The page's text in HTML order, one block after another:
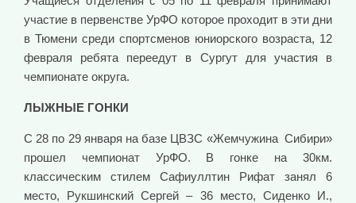
участие в первенстве УрФО которое проходит в эти дни
в Тюмени среди спортсменов юниорского возраста, 12
февраля ребята переедут в Сургут для участия в
чемпионате округа.
ЛЫЖНЫЕ ГОНКИ
С 28 по 29 января на базе ЦВЗС «Жемчужина Сибири»
прошел чемпионат УрФО. В гонке на 30км.
классическим стилем Сафиуллтин Рифат занял 6
место, Рукшинский Сергей – 36 место, Сиденко И.,